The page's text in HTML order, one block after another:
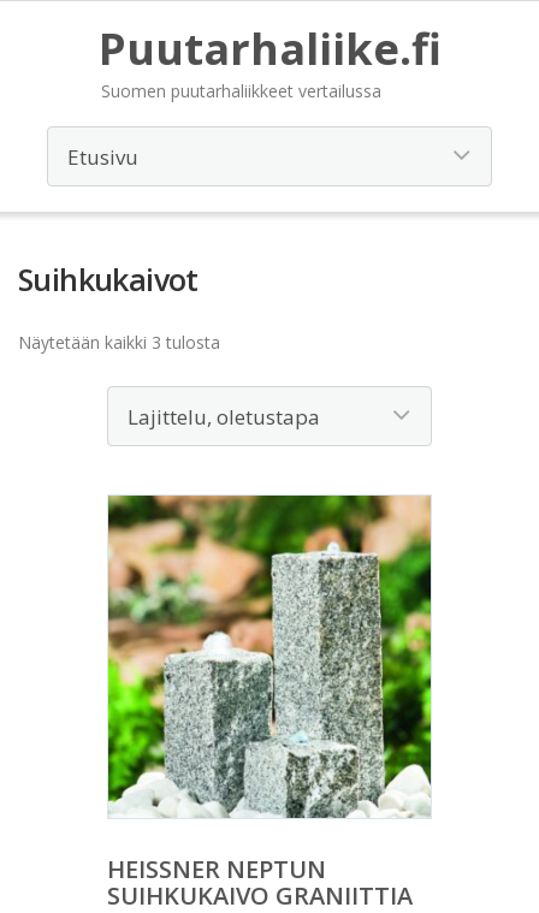
Puutarhaliike.fi
Suomen puutarhaliikkeet vertailussa
Suihkukaivot
Näytetään kaikki 3 tulosta
HEISSNER NEPTUN
SUIHKUKAIVO GRANIITTIA